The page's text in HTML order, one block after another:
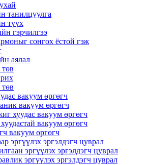
танилцуулга
түүх
гэрчилгээ
сонгох ёстой гэж
аялал
вакуум өргөгч
вакуум өргөгч
хуудас вакуум өргөгч
вакуум өргөгч
вакуум өргөгч
эргүүлэх эргэлдэгч цуврал
эргүүлэх эргэлдэгч цуврал
эргүүлэх эргэлдэгч цуврал